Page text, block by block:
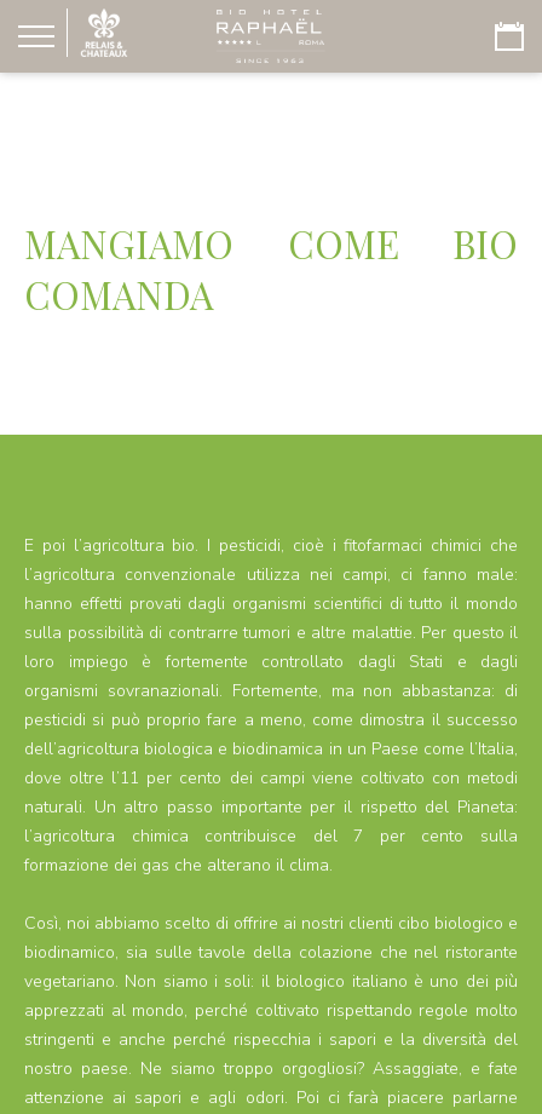
MANGIAMO COME BIO
COMANDA
E poi l’agricoltura bio. I pesticidi, cioè i fitofarmaci chimici che
l’agricoltura convenzionale utilizza nei campi, ci fanno male:
hanno effetti provati dagli organismi scientifici di tutto il mondo
sulla possibilità di contrarre tumori e altre malattie. Per questo il
loro impiego è fortemente controllato dagli Stati e dagli
organismi sovranazionali. Fortemente, ma non abbastanza: di
pesticidi si può proprio fare a meno, come dimostra il successo
dell’agricoltura biologica e biodinamica in un Paese come l’Italia,
dove oltre l’11 per cento dei campi viene coltivato con metodi
naturali. Un altro passo importante per il rispetto del Pianeta:
l’agricoltura chimica contribuisce del 7 per cento sulla
formazione dei gas che alterano il clima.
Così, noi abbiamo scelto di offrire ai nostri clienti cibo biologico e
biodinamico, sia sulle tavole della colazione che nel ristorante
vegetariano. Non siamo i soli: il biologico italiano è uno dei più
apprezzati al mondo, perché coltivato rispettando regole molto
stringenti e anche perché rispecchia i sapori e la diversità del
nostro paese. Ne siamo troppo orgogliosi? Assaggiate, e fate
attenzione ai sapori e agli odori. Poi ci farà piacere parlarne